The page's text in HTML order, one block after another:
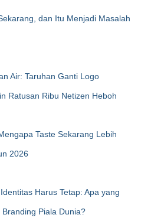
dan Itu Menjadi Masalah
Air: Taruhan Ganti Logo
Ratusan Ribu Netizen Heboh
Taste Sekarang Lebih
2026
Harus Tetap: Apa yang
Piala Dunia?